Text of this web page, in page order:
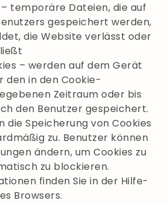
temporäre Dateien, die auf
gespeichert werden,
die Website verlässt oder
– werden auf dem Gerät
den in den Cookie-
Zeitraum oder bis
den Benutzer gespeichert.
die Speicherung von Cookies
zu. Benutzer können
ändern, um Cookies zu
zu blockieren.
finden Sie in der Hilfe-
Browsers.